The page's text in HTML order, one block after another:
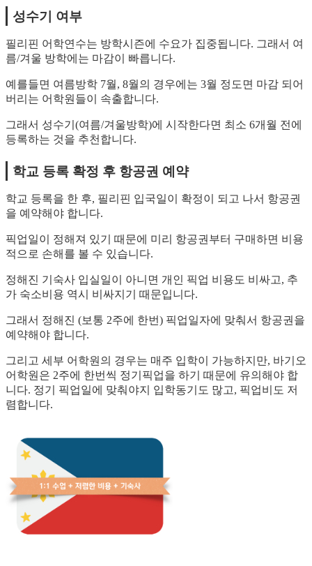
성수기 여부
필리핀 어학연수는 방학시즌에 수요가 집중됩니다. 그래서 여
름/겨울 방학에는 마감이 빠릅니다.
예를들면 여름방학 7월, 8월의 경우에는 3월 정도면 마감 되어
버리는 어학원들이 속출합니다.
그래서 성수기(여름/겨울방학)에 시작한다면 최소 6개월 전에
등록하는 것을 추천합니다.
학교 등록 확정 후 항공권 예약
학교 등록을 한 후, 필리핀 입국일이 확정이 되고 나서 항공권
을 예약해야 합니다.
픽업일이 정해져 있기 때문에 미리 항공권부터 구매하면 비용
적으로 손해를 볼 수 있습니다.
정해진 기숙사 입실일이 아니면 개인 픽업 비용도 비싸고, 추
가 숙소비용 역시 비싸지기 때문입니다.
그래서 정해진 (보통 2주에 한번) 픽업일자에 맞춰서 항공권을
예약해야 합니다.
그리고 세부 어학원의 경우는 매주 입학이 가능하지만, 바기오
어학원은 2주에 한번씩 정기픽업을 하기 때문에 유의해야 합
니다. 정기 픽업일에 맞춰야지 입학동기도 많고, 픽업비도 저
렴합니다.